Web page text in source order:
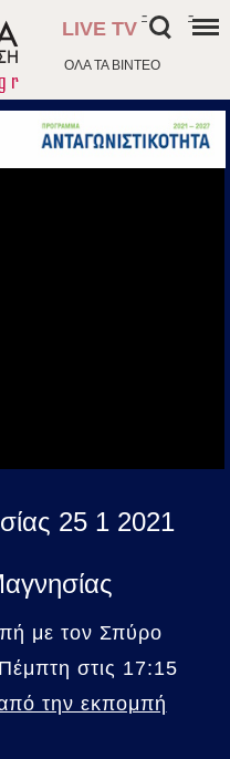
ΟΛΑ ΤΑ ΒΙΝΤΕΟ
LIVE TV
- -
25 1 2021
με τον Σπύρο
στις 17:15
την εκπομπή